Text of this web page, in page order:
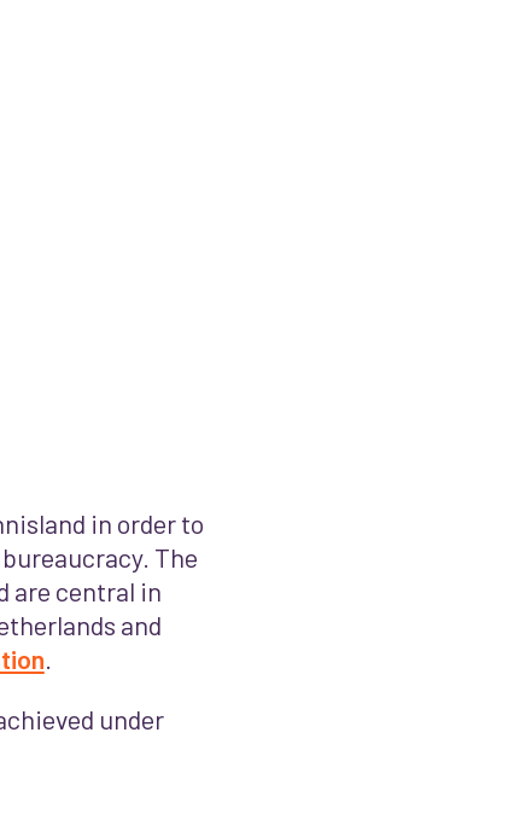
in order to
The
are central in
and
.
under